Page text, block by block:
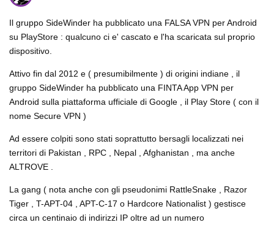
Il gruppo SideWinder ha pubblicato una FALSA VPN per Android
su PlayStore : qualcuno ci e' cascato e l'ha scaricata sul proprio
dispositivo.
Attivo fin dal 2012 e ( presumibilmente ) di origini indiane , il
gruppo SideWinder ha pubblicato una FINTA App VPN per
Android sulla piattaforma ufficiale di Google , il Play Store ( con il
nome Secure VPN )
Ad essere colpiti sono stati soprattutto bersagli localizzati nei
territori di Pakistan , RPC , Nepal , Afghanistan , ma anche
ALTROVE .
La gang ( nota anche con gli pseudonimi RattleSnake , Razor
Tiger , T-APT-04 , APT-C-17 o Hardcore Nationalist ) gestisce
circa un centinaio di indirizzi IP oltre ad un numero